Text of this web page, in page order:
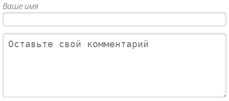
Ваше имя